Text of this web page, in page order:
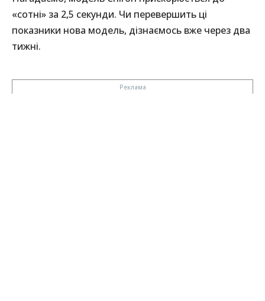
«сотні» за 2,5 секунди. Чи перевершить ці
показники нова модель, дізнаємось вже через два
тижні.